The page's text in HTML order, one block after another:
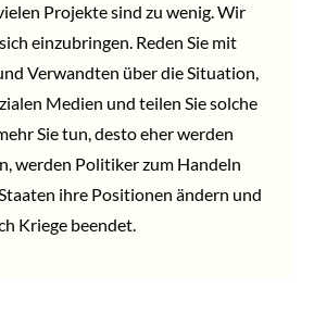
Projekte sind zu wenig. Wir
einzubringen. Reden Sie mit
Verwandten über die Situation,
Medien und teilen Sie solche
Sie tun, desto eher werden
werden Politiker zum Handeln
ihre Positionen ändern und
Kriege beendet.